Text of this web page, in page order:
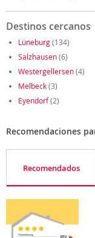
Destinos cercanos
Lüneburg(134)
Salzhausen(6)
Westergellersen(4)
Melbeck(3)
Eyendorf(2)
Recomendaciones
Recomendados